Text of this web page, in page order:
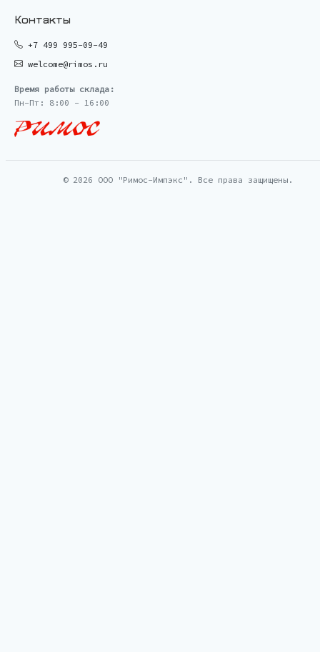
Контакты
+7 499 995-09-49
welcome@rimos.ru
Время работы склада:
Пн-Пт: 8:00 - 16:00
© 2026 ООО "Римос-Импэкс". Все права защищены.